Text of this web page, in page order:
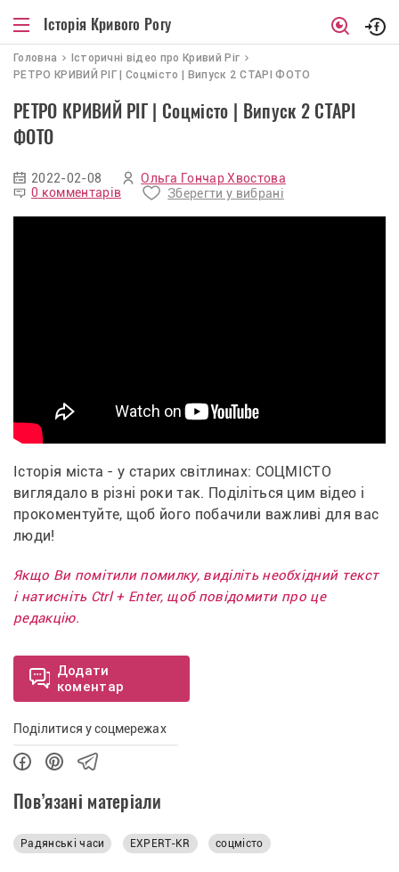
Історія Кривого Рогу
Головна
Iсторичнi вiдео про Кривий Рiг
РЕТРО КРИВИЙ РІГ | Соцмісто | Випуск 2 СТАРІ ФОТО
РЕТРО КРИВИЙ РІГ | Соцмісто | Випуск 2 СТАРІ
ФОТО
2022-02-08
Ольга Гончар Хвостова
0 комментарів
Зберегти у вибрані
Історія міста - у старих світлинах: СОЦМІСТО
виглядало в різні роки так. Поділіться цим відео і
прокоментуйте, щоб його побачили важливі для вас
люди!
Якщо Ви помітили помилку, виділіть необхідний текст
і натисніть Ctrl + Enter, щоб повідомити про це
редакцію.
Додати
коментар
Поділитися у соцмережах
Пов’язані матеріали
Радянські часи EXPERT-KR соцмісто